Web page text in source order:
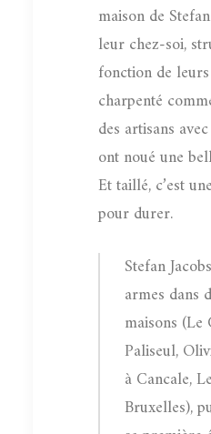
maison de
leur chez-soi,
fonction de
charpenté
des artisans
ont noué une
Et taillé, c’est
pour durer.
Stefan
armes dans
maisons
Paliseul,
à Cancale,
Bruxelles),